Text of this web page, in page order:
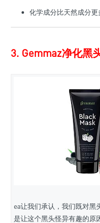
化学成分比天然成分更
3. Gemmaz净化黑
ea让我们承认，我们既对
是让这个黑头怪异有趣的原